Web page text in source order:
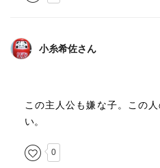
小糸希佐さん
この主人公も嫌な子。この
い。
0